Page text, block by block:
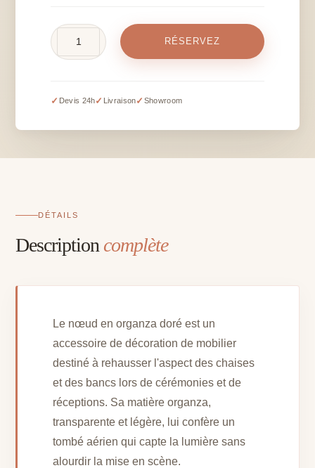
organza
RÉSERVEZ
✓ Devis 24h✓ Livraison✓ Showroom
DÉTAILS
Description complète
Le nœud en organza doré est un
accessoire de décoration de mobilier
destiné à rehausser l'aspect des chaises
et des bancs lors de cérémonies et de
réceptions. Sa matière organza,
transparente et légère, lui confère un
tombé aérien qui capte la lumière sans
alourdir la mise en scène.